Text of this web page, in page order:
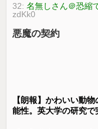
32:名無しさん＠恐縮
zdKk0
悪魔の契約
【朗報】かわいい動
能性。英大学の研究で